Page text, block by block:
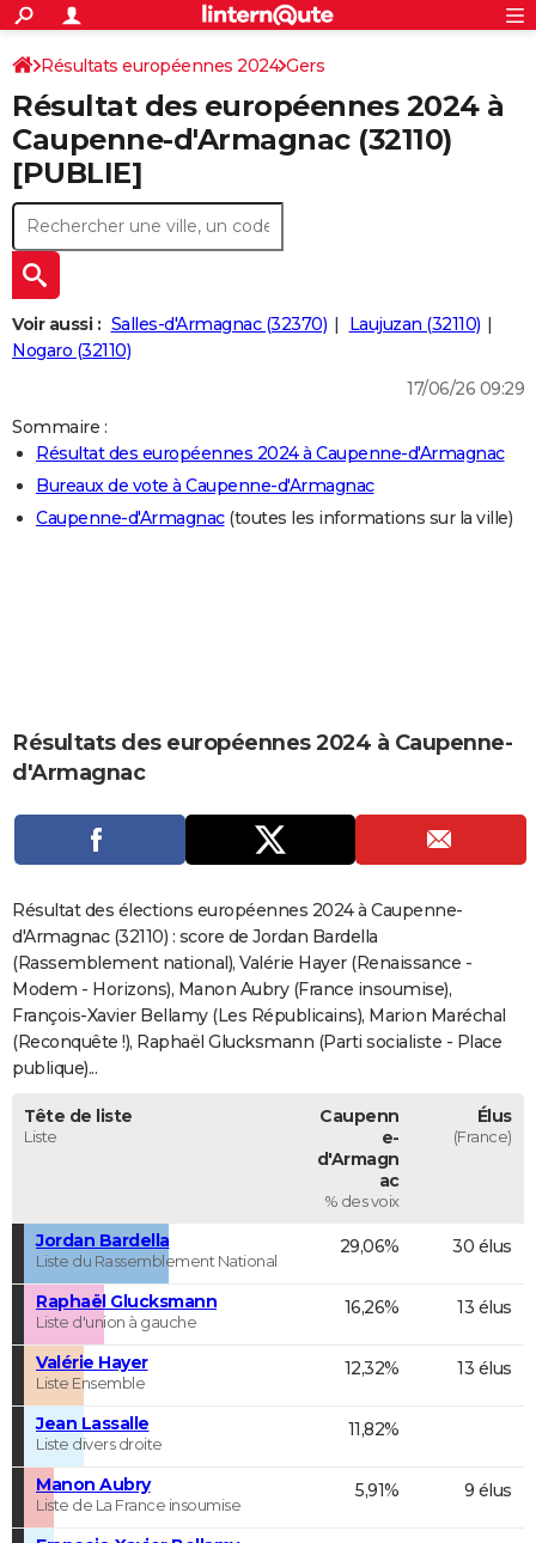
ACTUALITÉS
Politique
Société
Faits Divers
Education
Monde
Villes
+
SPORT
Coupe du monde 2026
Football
Tennis
Cyclisme
Rugby
Forum
Programme TV
TNT
Streaming
Cinéma
Sorties cinéma
Musique
+FINANCE
Retraite
Impôts
Epargne
Immobilier
Risques naturels par ville
Banque
Assurance
CréditAUTO
Essais
Réserver un essai
Citadines
Berlines
SUV
Forum auto
+HIGH-TECH
Mobiles
Meilleur smartphone
Internet
Ordinateurs
Jeux vidéo
Guide high-tech
+
BRICOLAGE
Forum
Aménagement intérieur
Extérieur
Cuisine
Salle de bains
Jardinage
Rangement
+
LIFESTYLE
Art de vivre
Bien-être
Loisirs
Mode
Modes de vie
SANTE
Alimentation
Guide de la santé
Maladies
Médicaments
Sommeil
VOYAGE
Carte de Noël
Carte Bonne année
Carte Saint-Valentin
Carte Pâques
Carte d'anniversaire
COPAINS D'AVANT
AVIS DE DÉCÈS
FORUM
Bricolage
Lifestyle
Culture
Sport
Auto
Television
Voyage
Cinema
S'inscrire
Connexion
Résultats européennes 2024 Gers
Résultat des européennes 2024 à
Caupenne-d'Armagnac (32110)
[PUBLIE]
Voir aussi : Salles-d'Armagnac (32370)
Laujuzan (32110)
Nogaro (32110)
17/06/26 09:29
Sommaire :
Résultat des européennes 2024 à Caupenne-d'Armagnac
Bureaux de vote à Caupenne-d'Armagnac
Caupenne-d'Armagnac(toutes les informations sur la ville)
Résultats des européennes 2024 à Caupenne-
d'Armagnac
Résultat des élections européennes 2024 à Caupenne-
d'Armagnac (32110) : score de Jordan Bardella
(Rassemblement national), Valérie Hayer (Renaissance -
Modem - Horizons), Manon Aubry (France insoumise),
François-Xavier Bellamy (Les Républicains), Marion Maréchal
(Reconquête !), Raphaël Glucksmann (Parti socialiste - Place
publique)...
Tête de liste
Liste
Caupenn
e-
d'Armagn
ac
% des voix
Élus
(France)
Jordan Bardella
Liste du Rassemblement National
29,06% 30 élus
Raphaël Glucksmann
Liste d'union à gauche
16,26% 13 élus
Valérie Hayer
Liste Ensemble
12,32% 13 élus
Jean Lassalle
Liste divers droite
11,82%
Manon Aubry
Liste de La France insoumise
5,91% 9 élus